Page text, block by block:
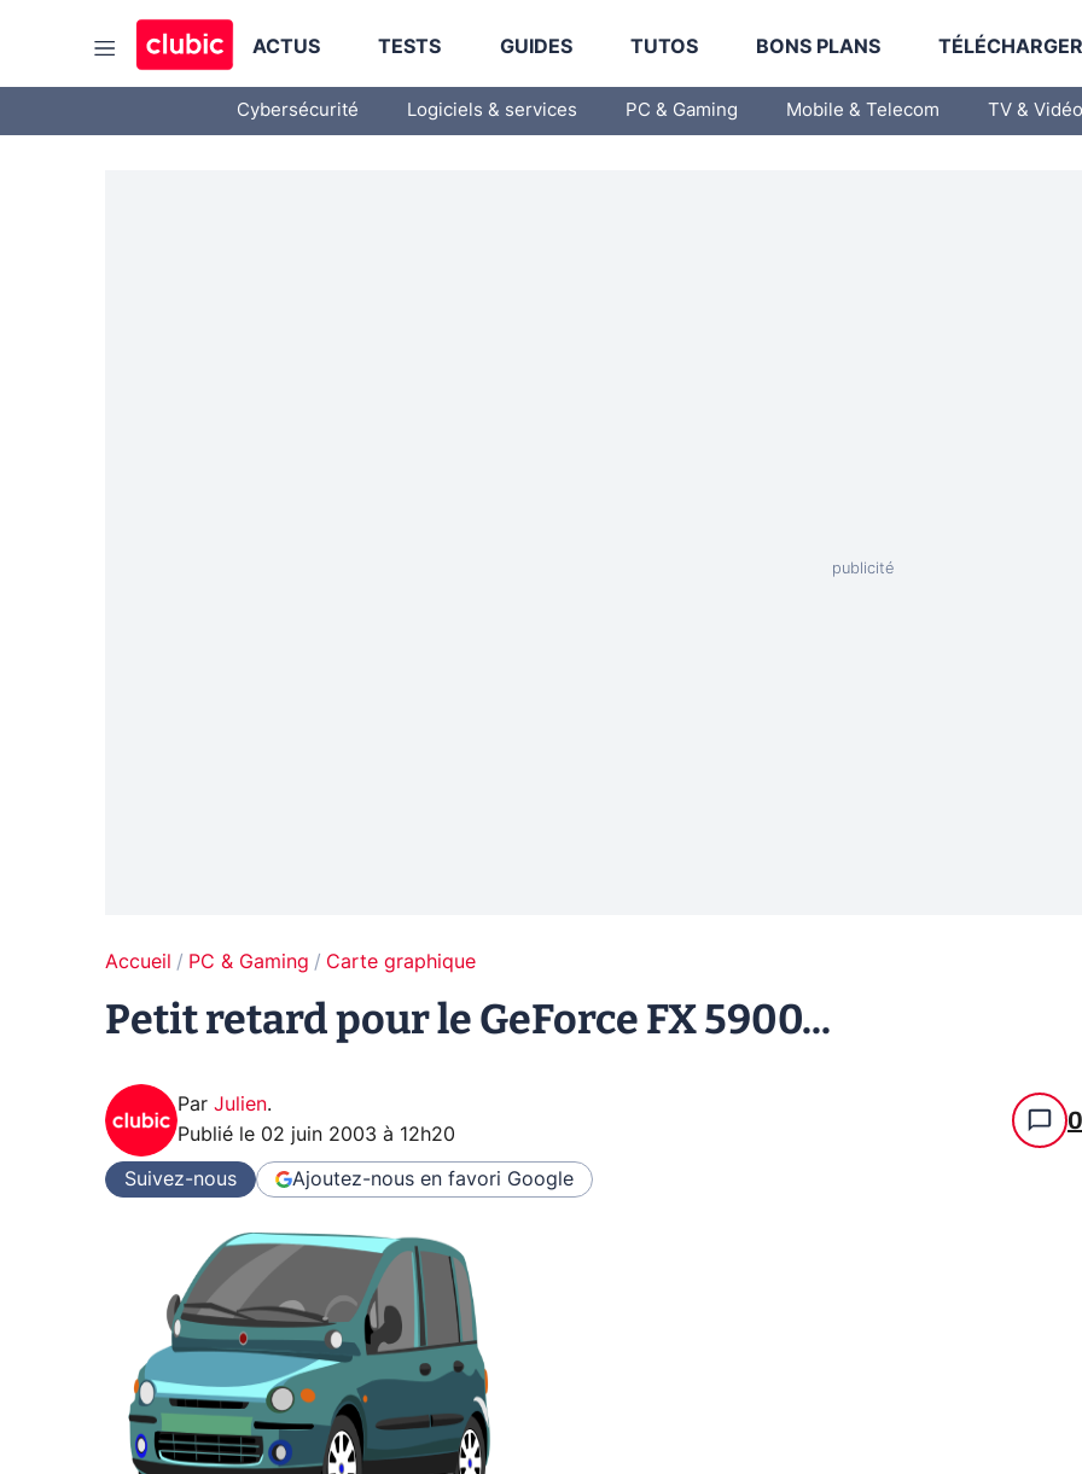
ACTUS TESTS GUIDES TUTOS BONS PLANS
Cybersécurité Logiciels & services PC & Gaming Mobile & Telecom TV & Vidéo
Accueil PC & Gaming Carte graphique
Petit retard pour le GeForce FX 5900...
Par Julien.
Publié le 02 juin 2003 à 12h20 0
Suivez-nous Ajoutez-nous en favori Google